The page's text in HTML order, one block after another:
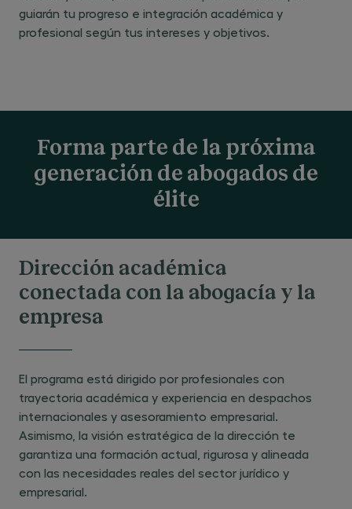
aplicable a la digitalización, las tecnologías
emergentes, la inteligencia artificial y los
CON11 - Explicar principios de análisis
económico del derecho, incluyendo
eficiencia, incentivos y costes sociales, y
su aplicación práctica al diseño,
instituciones jurídicas en diversos ámbitos
del ordenamiento. TIPO: Conocimientos o
contenidos.
CON12 - Reconocer los principios,
instituciones y procedimientos esenciales
privado. TIPO: Conocimientos o
contenidos.
CON13 - Reconocer los principios,
instituciones y procedimientos esenciales
del derecho procesal penal, incluyendo
elementos de cooperación jurídica
internacional. TIPO: Conocimientos o
guiarán tu progreso e integración académica y
profesional según tus intereses y objetivos.
Forma parte de la próxima
generación de abogados de
élite
Dirección académica
conectada con la abogacía y la
empresa
El programa está dirigido por profesionales con
trayectoria académica y experiencia en despachos
internacionales y asesoramiento empresarial.
Asimismo, la visión estratégica de la dirección te
garantiza una formación actual, rigurosa y alineada
con las necesidades reales del sector jurídico y
empresarial.